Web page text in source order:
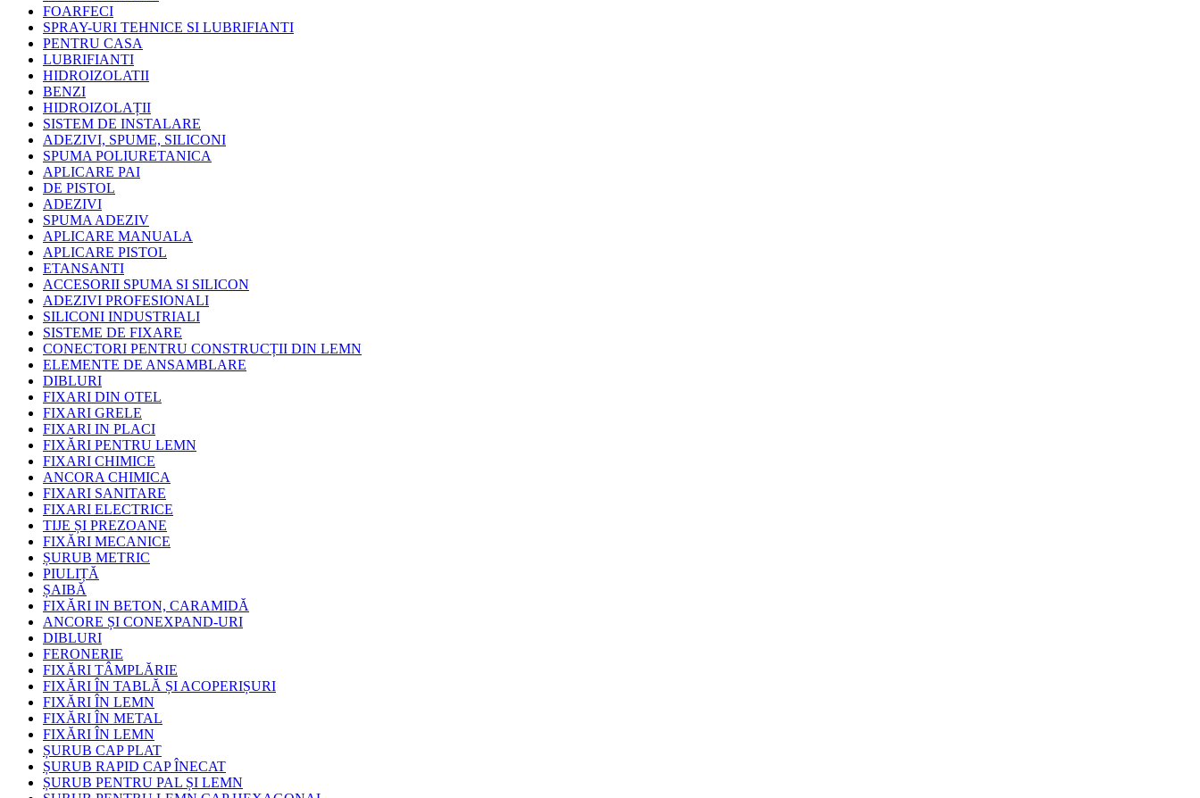
FOARFECI
SPRAY-URI TEHNICE SI LUBRIFIANTI
PENTRU CASA
LUBRIFIANTI
HIDROIZOLATII
BENZI
HIDROIZOLAȚII
SISTEM DE INSTALARE
ADEZIVI, SPUME, SILICONI
SPUMA POLIURETANICA
APLICARE PAI
DE PISTOL
ADEZIVI
SPUMA ADEZIV
APLICARE MANUALA
APLICARE PISTOL
ETANSANTI
ACCESORII SPUMA SI SILICON
ADEZIVI PROFESIONALI
SILICONI INDUSTRIALI
SISTEME DE FIXARE
CONECTORI PENTRU CONSTRUCȚII DIN LEMN
ELEMENTE DE ANSAMBLARE
DIBLURI
FIXARI DIN OTEL
FIXARI GRELE
FIXARI IN PLACI
FIXĂRI PENTRU LEMN
FIXARI CHIMICE
ANCORA CHIMICA
FIXARI SANITARE
FIXARI ELECTRICE
TIJE ȘI PREZOANE
FIXĂRI MECANICE
ȘURUB METRIC
PIULIȚĂ
ȘAIBĂ
FIXĂRI IN BETON, CARAMIDĂ
ANCORE ȘI CONEXPAND-URI
DIBLURI
FERONERIE
FIXĂRI TÂMPLĂRIE
FIXĂRI ÎN TABLĂ ȘI ACOPERIȘURI
FIXĂRI ÎN LEMN
FIXĂRI ÎN METAL
FIXĂRI ÎN LEMN
ȘURUB CAP PLAT
ȘURUB RAPID CAP ÎNECAT
ȘURUB PENTRU PAL ȘI LEMN